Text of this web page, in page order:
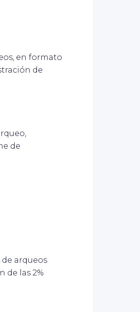
en formato
de
de
arqueos
de las 2%